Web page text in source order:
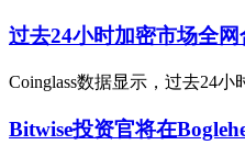
过去24小时加密市场全
Coinglass数据显示，过去24
Bitwise投资官将在